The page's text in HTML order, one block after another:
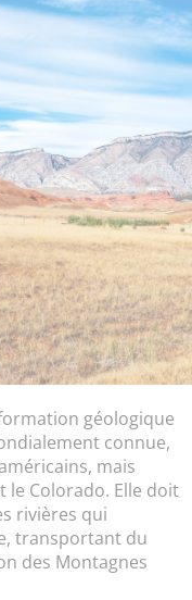
géologique
connue,
mais
le Colorado. Elle doit
rivières qui
transportant du
des Montagnes